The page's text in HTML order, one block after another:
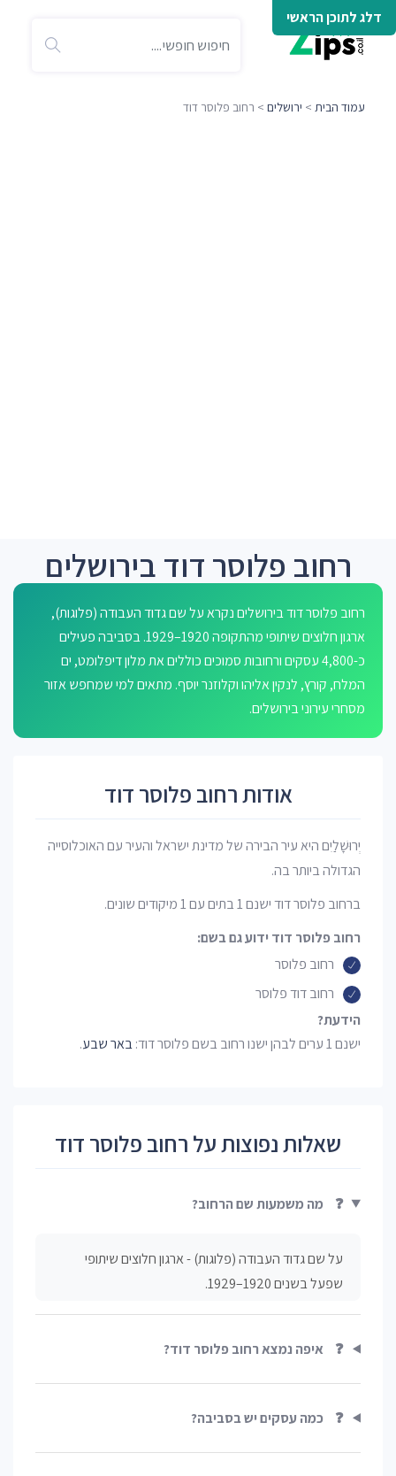
דלג לתוכן הראשי
עמוד הבית > ירושלים > רחוב פלוסר דוד
רחוב פלוסר דוד בירושלים
רחוב פלוסר דוד בירושלים נקרא על שם גדוד העבודה (פלוגות),
ארגון חלוצים שיתופי מהתקופה 1920–1929. בסביבה פעילים
כ-4,800 עסקים ורחובות סמוכים כוללים את מלון דיפלומט, ים
המלח, קורץ, לנקין אליהו וקלוזנר יוסף. מתאים למי שמחפש אזור
מסחרי עירוני בירושלים.
אודות רחוב פלוסר דוד
יְרוּשָׁלַיִם היא עיר הבירה של מדינת ישראל והעיר עם האוכלוסייה
הגדולה ביותר בה.
ברחוב פלוסר דוד ישנם 1 בתים עם 1 מיקודים שונים.
רחוב פלוסר דוד ידוע גם בשם:
רחוב פלוסר
רחוב דוד פלוסר
הידעת?
ישנם 1 ערים לבהן ישנו רחוב בשם פלוסר דוד:
באר שבע.
שאלות נפוצות על רחוב פלוסר דוד
❓ מה משמעות שם הרחוב?
על שם גדוד העבודה (פלוגות) - ארגון חלוצים שיתופי
שפעל בשנים 1920–1929.
❓ איפה נמצא רחוב פלוסר דוד?
❓ כמה עסקים יש בסביבה?